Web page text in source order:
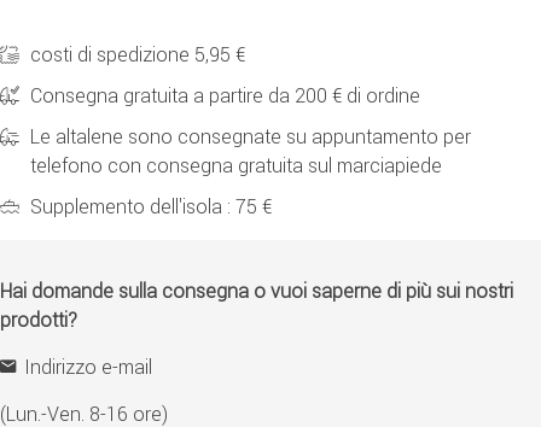
costi di spedizione 5,95 €
Consegna gratuita a partire da 200 € di ordine
Le altalene sono consegnate su appuntamento per
telefono con consegna gratuita sul marciapiede
Supplemento dell'isola : 75 €
Hai domande sulla consegna o vuoi saperne di più sui nostri
prodotti?
Indirizzo e-mail
(Lun.-Ven. 8-16 ore)